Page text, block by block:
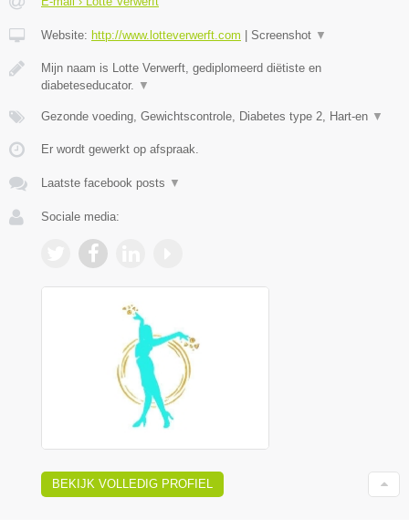
Website: http://www.lotteverwerft.com Screenshot ▼
Mijn naam is Lotte Verwerft, gediplomeerd diëtiste en
diabeteseducator. ▼
Gezonde voeding, Gewichtscontrole, Diabetes type 2, Hart-en ▼
Er wordt gewerkt op afspraak.
Laatste facebook posts ▼
Sociale media:
BEKIJK VOLLEDIG PROFIEL